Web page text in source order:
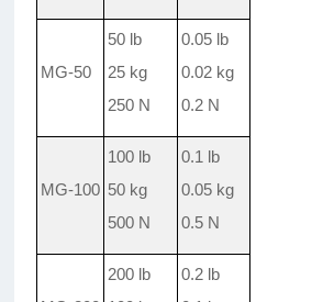
MG-50
50 lb
25 kg
250 N
0.05 lb
0.02 kg
0.2 N
MG-100
100 lb
50 kg
500 N
0.1 lb
0.05 kg
0.5 N
200 lb
0.2 lb